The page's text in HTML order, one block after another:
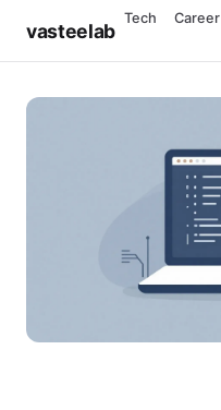
vasteelab
Tech Career